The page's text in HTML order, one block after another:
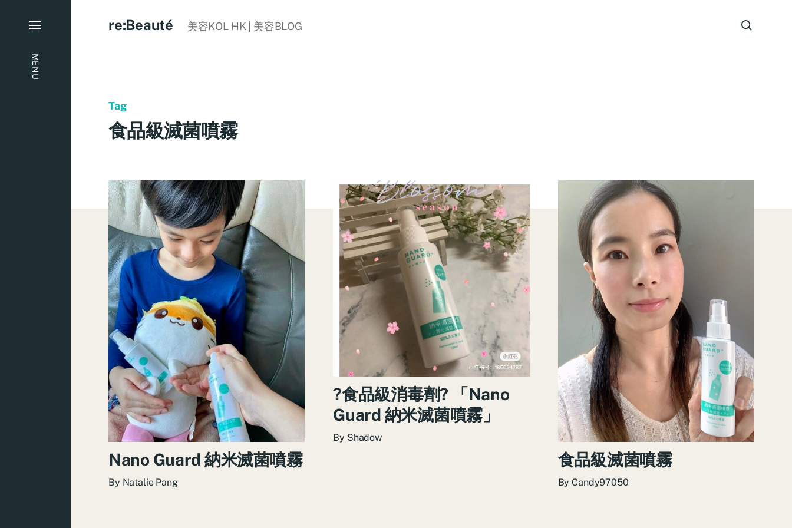
MENU
re:Beauté 美容KOL HK | 美容BLOG
Tag
食品級滅菌噴霧
Nano Guard 納米滅菌噴霧
By Natalie Pang
?食品級消毒劑? 「Nano
Guard 納米滅菌噴霧」
By Shadow
食品級滅菌噴霧
ByCandy97050